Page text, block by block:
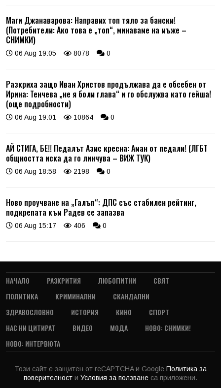
Маги Джанаварова: Направих топ тяло за бански!
(Потребители: Ако това е „топ“, минаваме на мъже –
СНИМКИ)
06 Aug 19:05 8078 0
Разкриха защо Иван Христов продължава да е обсебен от
Ирина: Тенчева „не я боли глава“ и го обслужва като гейша!
(още подробности)
06 Aug 19:01 10864 0
АЙ СТИГА, БЕ!! Педалът Азис кресна: Аман от педали! (ЛГБТ
общността иска да го линчува – ВИЖ ТУК)
06 Aug 18:58 2198 0
Ново проучване на „Галъп“: ДПС със стабилен рейтинг,
подкрепата към Радев се запазва
06 Aug 15:17 406 0
НАЧАЛО РАЗКРИТИЯ ЛЮБОПИТНИ
СВЯТ
ПОЛИТИКА
КРИМИНАЛНИ
СКАНДАЛНИ
ЗДРАВОСЛОВНО
ИСТОРИЯ КИНО
СПОРТ
НАС НИ ЦИТИРАТ
ВИДЕО МОДА
НОВО: СНИМКИ!
НОВО: ИНТЕРВЮТА
Този сайт е защитен от reCAPTCHA и Google Политика за
поверителност и Условия за ползване са приложени.